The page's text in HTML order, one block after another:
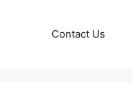
Contact Us